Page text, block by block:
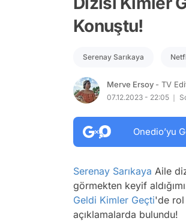
Konuştu!
Serenay Sarıkaya
Merve Ersoy - TV
07.12.2023 - 22:05
Onedio’yu
Serenay Sarıkaya Aile
görmekten keyif
Geldi Kimler Geçti'de rol
açıklamalarda bulundu!